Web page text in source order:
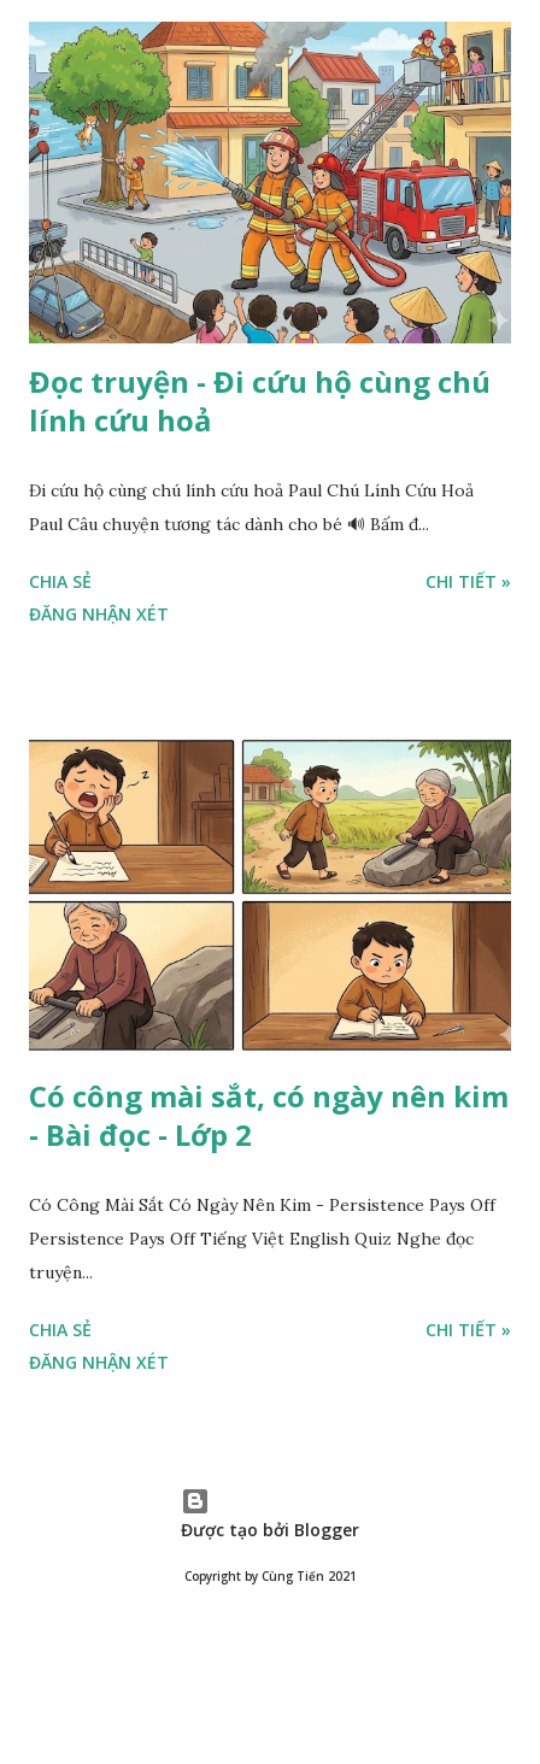
Đọc truyện - Đi cứu hộ cùng chú
lính cứu hoả
Đi cứu hộ cùng chú lính cứu hoả Paul Chú Lính Cứu Hoả
Paul Câu chuyện tương tác dành cho bé 🔊 Bấm đ...
CHIA SẺ
ĐĂNG NHẬN XÉT
CHI TIẾT »
Có công mài sắt, có ngày nên kim
- Bài đọc - Lớp 2
Có Công Mài Sắt Có Ngày Nên Kim - Persistence Pays Off
Persistence Pays Off Tiếng Việt English Quiz Nghe đọc
truyện...
CHIA SẺ
ĐĂNG NHẬN XÉT
CHI TIẾT »
Được tạo bởi Blogger
Copyright by Cùng Tiến 2021